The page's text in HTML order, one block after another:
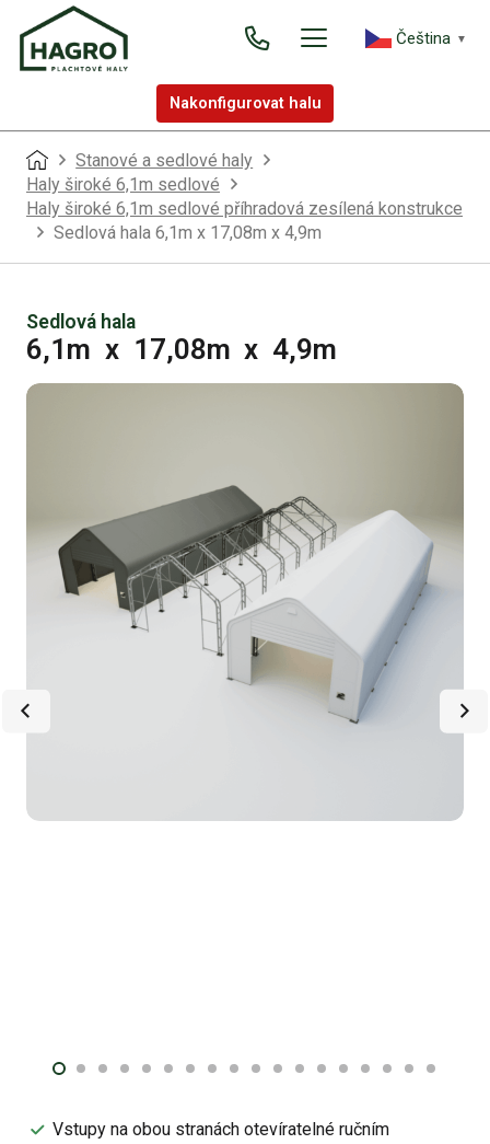
Čeština‎ ▼
Nakonfigurovat halu
Stanové a sedlové haly
Haly široké 6,1m sedlové
Haly široké 6,1m sedlové příhradová zesílená konstrukce
Sedlová hala 6,1m x 17,08m x 4,9m
Sedlová hala
6,1m x 17,08m x 4,9m
Vstupy na obou stranách otevíratelné ručním